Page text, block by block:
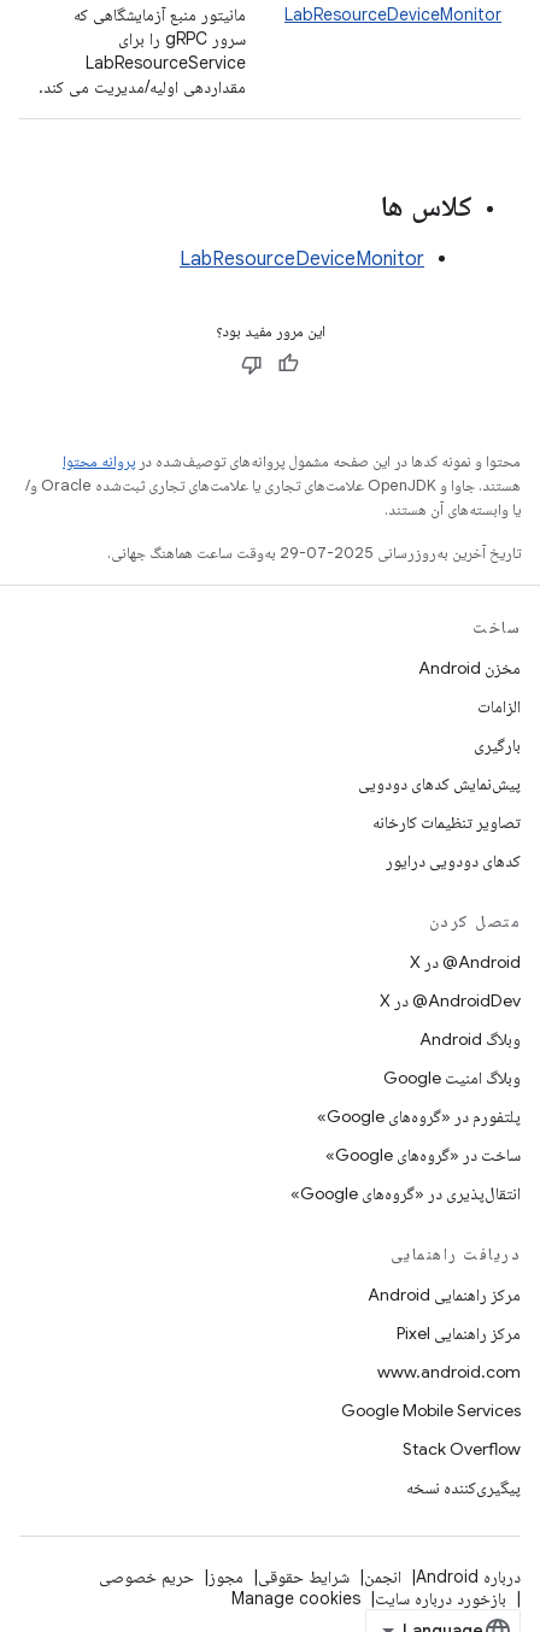
LabResourceDeviceMonitor
مانیتور منبع آزمایشگاهی که
سرور gRPC را برای
LabResourceService
مقداردهی اولیه/مدیریت می کند.
کلاس ها
LabResourceDeviceMonitor
این مرور مفید بود؟
محتوا و نمونه کدها در این صفحه مشمول پروانه‌های توصیف‌شده در پروانه محتوا
هستند. جاوا و OpenJDK علامت‌های تجاری یا علامت‌های تجاری ثبت‌شده Oracle و/
یا وابسته‌های آن هستند.
تاریخ آخرین به‌روزرسانی 2025-07-29 به‌وقت ساعت هماهنگ جهانی.
ساخت
مخزن Android
الزامات
بارگیری
پیش‌نمایش کدهای دودویی
تصاویر تنظیمات کارخانه
کدهای دودویی درایور
متصل کردن
‫‎@Android در X
‫‎@AndroidDev در X
وبلاگ Android
وبلاگ امنیت Google
پلتفورم در «گروه‌های Google»
ساخت در «گروه‌های Google»
انتقال‌پذیری در «گروه‌های Google»
دریافت راهنمایی
مرکز راهنمایی Android
مرکز راهنمایی Pixel
www.android.com
Google Mobile Services
Stack Overflow
پیگیری‌کننده نسخه
درباره Android انجمن شرایط حقوقی مجوز
حریم خصوصی
بازخورد درباره سایت
Manage cookies